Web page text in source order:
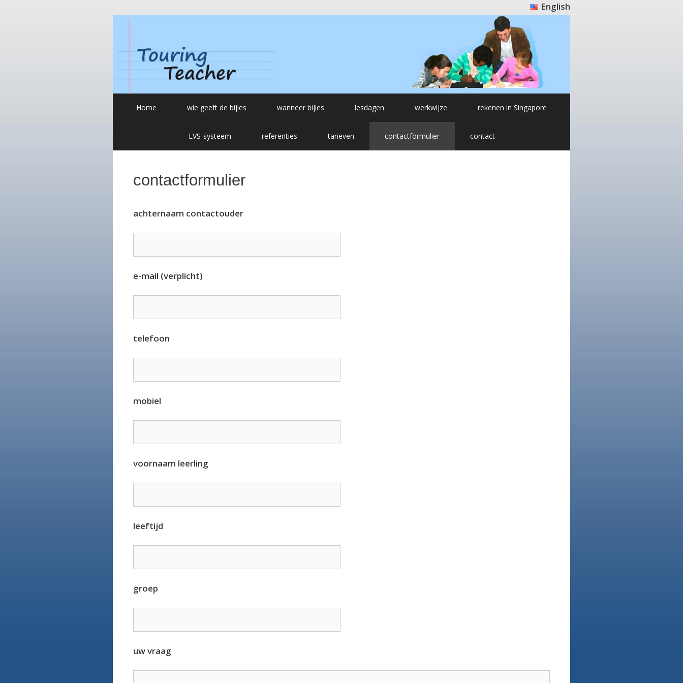
English
Home wie geeft de bijles wanneer bijles lesdagen werkwijze rekenen in Singapore
LVS-systeem referenties tarieven contactformulier contact
contactformulier
achternaam contactouder
e-mail (verplicht)
telefoon
mobiel
voornaam leerling
leeftijd
groep
uw vraag